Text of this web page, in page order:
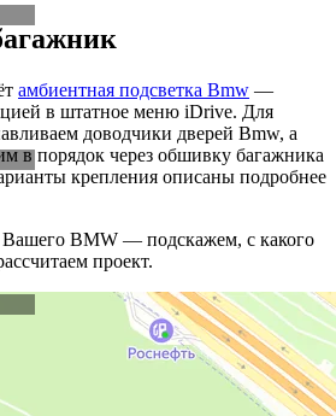
амбиентная подсветка Bmw —
в штатное меню iDrive. Для
доводчики дверей Bmw, а
в порядок через обшивку багажника
крепления описаны подробнее
BMW — подскажем, с какого
проект.